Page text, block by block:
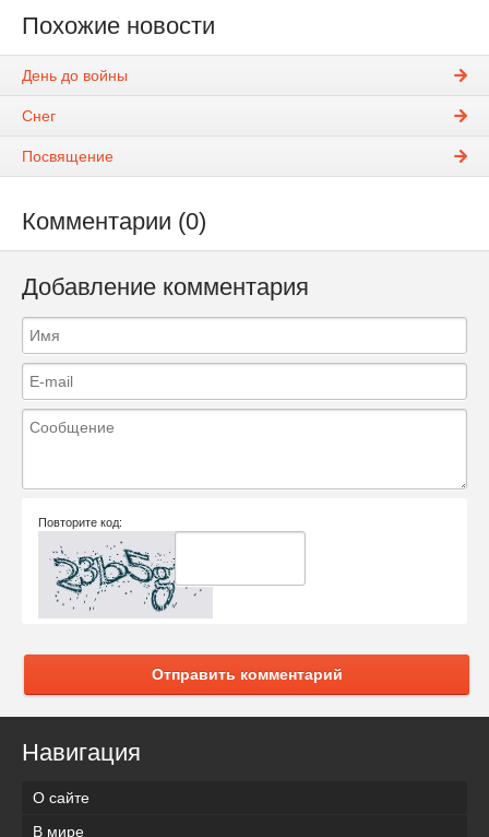
Похожие новости
День до войны
Снег
Посвящение
Комментарии (0)
Добавление комментария
Повторите код:
Отправить комментарий
Навигация
О сайте
В мире